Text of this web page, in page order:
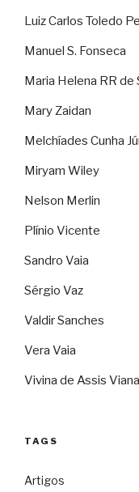
Luiz Carlos Toledo
Manuel S. Fonseca
Maria Helena RR de
Mary Zaidan
Melchíades Cunha
Miryam Wiley
Nelson Merlin
Plínio Vicente
Sandro Vaia
Sérgio Vaz
Valdir Sanches
Vera Vaia
Vivina de Assis Viana
TAGS
Artigos